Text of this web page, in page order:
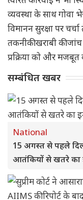
व्यवस्था के साथ गोवा
विमानन सुरक्षा पर
तकनीकी खराबी की
प्रक्रिया को और मजबूत
सम्बंधित खबर
National
15 अगस्त से पहले
आतंकियों से खतरे का